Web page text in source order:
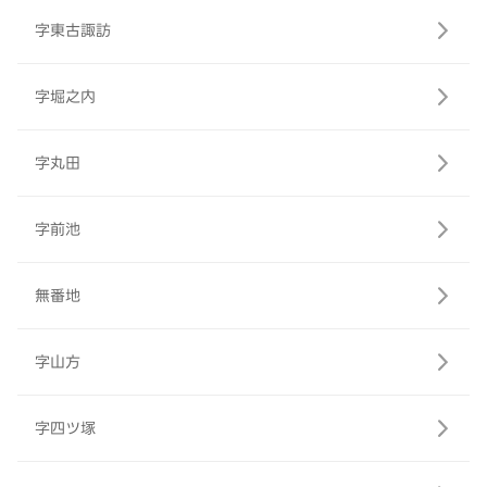
字東古諏訪
字堀之内
字丸田
字前池
無番地
字山方
字四ツ塚